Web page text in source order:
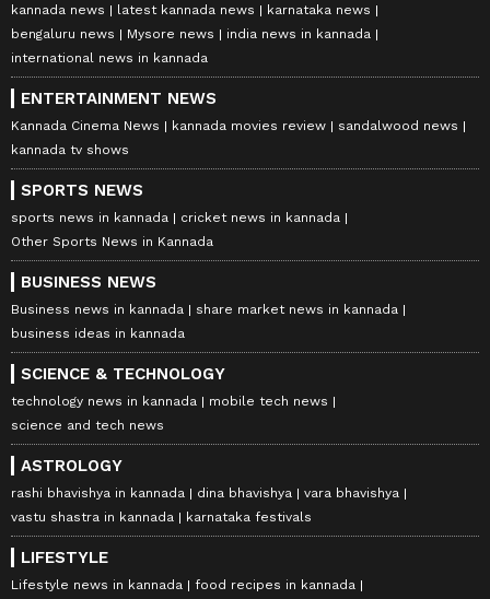
kannada news latest kannada news
karnataka news
bengaluru news
Mysore news
india news in kannada
international news in kannada
ENTERTAINMENT NEWS
Kannada Cinema News kannada movies review
sandalwood news
kannada tv shows
SPORTS NEWS
sports news in kannada
cricket news in kannada
Other Sports News in Kannada
BUSINESS NEWS
Business news in kannada
share market news in kannada
business ideas in kannada
SCIENCE & TECHNOLOGY
technology news in kannada
mobile tech news
science and tech news
ASTROLOGY
rashi bhavishya in kannada dina bhavishya
vara bhavishya
vastu shastra in kannada
karnataka festivals
LIFESTYLE
Lifestyle news in kannada
food recipes in kannada